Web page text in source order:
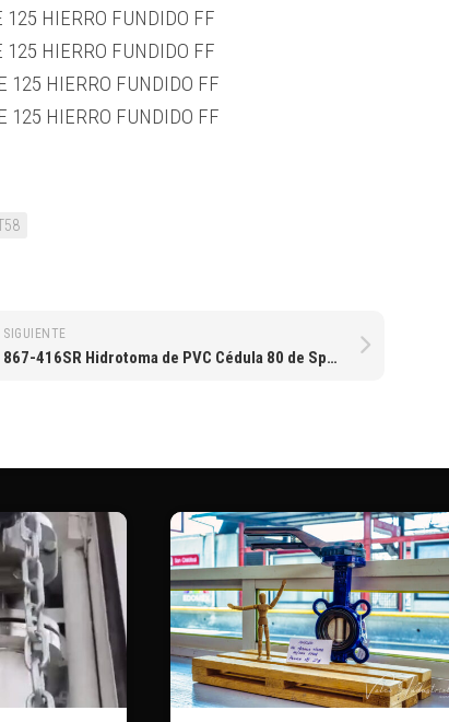
125 HIERRO FUNDIDO FF
125 HIERRO FUNDIDO FF
125 HIERRO FUNDIDO FF
125 HIERRO FUNDIDO FF
SIGUIENTE
867-416SR Hidrotoma de PVC Cédula 80 de Spears® EPDM con salida roscada SR de 4 X 3/4″